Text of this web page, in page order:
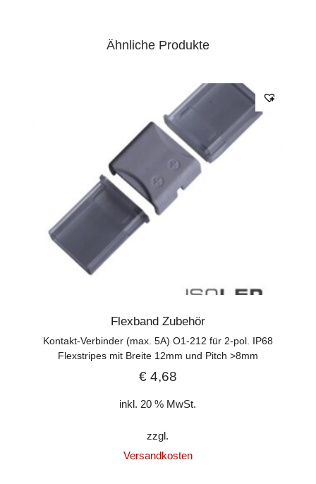
Ähnliche Produkte
Flexband Zubehör
Kontakt-Verbinder (max. 5A) O1-212 für 2-pol. IP68
Flexstripes mit Breite 12mm und Pitch >8mm
€4,68
inkl. 20 % MwSt.
zzgl.
Versandkosten